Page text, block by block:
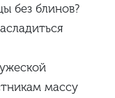
без блинов?
массу